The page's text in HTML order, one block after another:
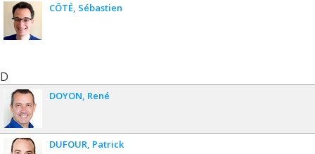
CÔTÉ Sébastien
D
DOYON René
DUFOUR Patrick